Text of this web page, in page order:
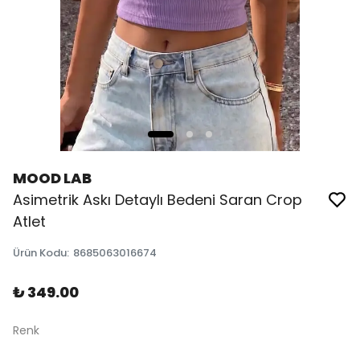
MOOD LAB
Asimetrik Askı Detaylı Bedeni Saran Crop
Atlet
Ürün Kodu: 8685063016674
₺ 349.00
Renk